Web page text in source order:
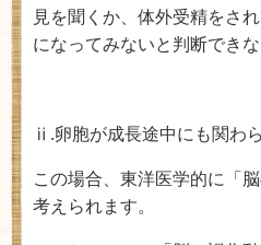
見を聞くか、体外受精をさ
になってみないと判断でき
ⅱ .卵胞が成長途中にも関わ
この場合、東洋医学的に「
考えられます。